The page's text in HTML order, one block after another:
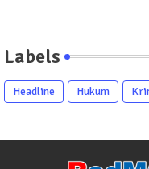
Labels
Headline Hukum